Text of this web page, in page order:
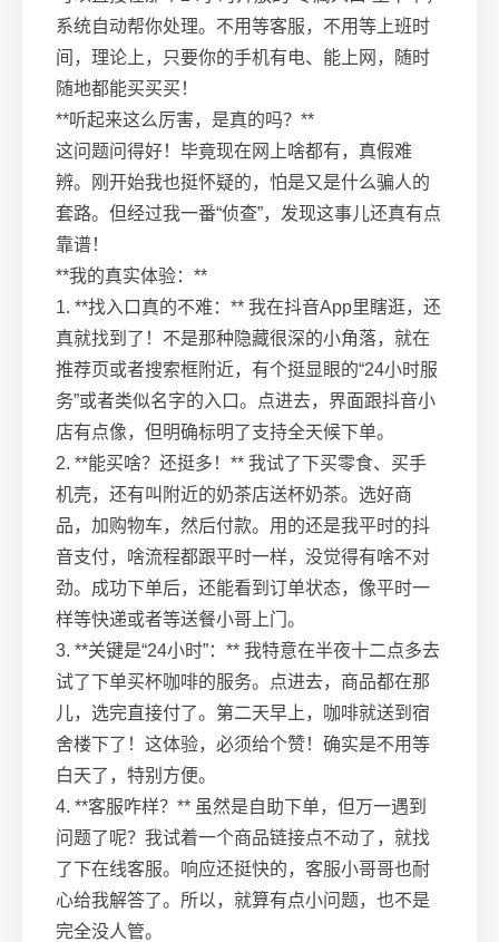
系统自动帮你处理。不用等客服，不用等上班时
间，理论上，只要你的手机有电、能上网，随时
随地都能买买买！
**听起来这么厉害，是真的吗？**
这问题问得好！毕竟现在网上啥都有，真假难
辨。刚开始我也挺怀疑的，怕是又是什么骗人的
套路。但经过我一番“侦查”，发现这事儿还真有点
靠谱！
**我的真实体验：**
1. **找入口真的不难：** 我在抖音App里瞎逛，还
真就找到了！不是那种隐藏很深的小角落，就在
推荐页或者搜索框附近，有个挺显眼的“24小时服
务”或者类似名字的入口。点进去，界面跟抖音小
店有点像，但明确标明了支持全天候下单。
2. **能买啥？还挺多！** 我试了下买零食、买手
机壳，还有叫附近的奶茶店送杯奶茶。选好商
品，加购物车，然后付款。用的还是我平时的抖
音支付，啥流程都跟平时一样，没觉得有啥不对
劲。成功下单后，还能看到订单状态，像平时一
样等快递或者等送餐小哥上门。
3. **关键是“24小时”：** 我特意在半夜十二点多去
试了下单买杯咖啡的服务。点进去，商品都在那
儿，选完直接付了。第二天早上，咖啡就送到宿
舍楼下了！这体验，必须给个赞！确实是不用等
白天了，特别方便。
4. **客服咋样？** 虽然是自助下单，但万一遇到
问题了呢？我试着一个商品链接点不动了，就找
了下在线客服。响应还挺快的，客服小哥哥也耐
心给我解答了。所以，就算有点小问题，也不是
完全没人管。